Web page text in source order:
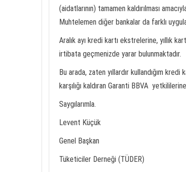
(aidatlarının) tamamen kaldırılması
Muhtelemen diğer bankalar da farklı
Aralık ayı kredi kartı ekstrelerine, yıllık
irtibata geçmenizde yarar bulunmaktadır.
Bu arada, zaten yıllardır kullandığım kredi
karşılığı kaldıran Garanti BBVA
Saygılarımla.
Levent Küçük
Genel Başkan
Tüketiciler Derneği (TÜDER)